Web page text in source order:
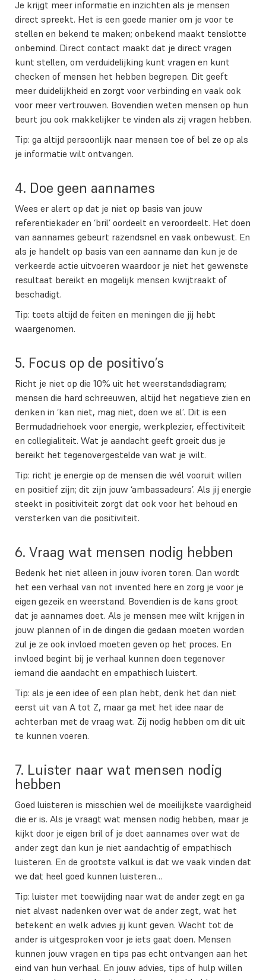
Je krijgt meer informatie en inzichten als je mensen
direct spreekt. Het is een goede manier om je voor te
stellen en bekend te maken; onbekend maakt tenslotte
onbemind. Direct contact maakt dat je direct vragen
kunt stellen, om verduidelijking kunt vragen en kunt
checken of mensen het hebben begrepen. Dit geeft
meer duidelijkheid en zorgt voor verbinding en vaak ook
voor meer vertrouwen. Bovendien weten mensen op hun
beurt jou ook makkelijker te vinden als zij vragen hebben.
Tip: ga altijd persoonlijk naar mensen toe of bel ze op als
je informatie wilt ontvangen.
4. Doe geen aannames
Wees er alert op dat je niet op basis van jouw
referentiekader en ‘bril’ oordeelt en veroordeelt. Het doen
van aannames gebeurt razendsnel en vaak onbewust. En
als je handelt op basis van een aanname dan kun je de
verkeerde actie uitvoeren waardoor je niet het gewenste
resultaat bereikt en mogelijk mensen kwijtraakt of
beschadigt.
Tip: toets altijd de feiten en meningen die jij hebt
waargenomen.
5. Focus op de positivo’s
Richt je niet op die 10% uit het weerstandsdiagram;
mensen die hard schreeuwen, altijd het negatieve zien en
denken in ‘kan niet, mag niet, doen we al’. Dit is een
Bermudadriehoek voor energie, werkplezier, effectiviteit
en collegialiteit. Wat je aandacht geeft groeit dus je
bereikt het tegenovergestelde van wat je wilt.
Tip: richt je energie op de mensen die wél vooruit willen
en positief zijn; dit zijn jouw ‘ambassadeurs’. Als jij energie
steekt in positiviteit zorgt dat ook voor het behoud en
versterken van die positiviteit.
6. Vraag wat mensen nodig hebben
Bedenk het niet alleen in jouw ivoren toren. Dan wordt
het een verhaal van not invented here en zorg je voor je
eigen gezeik en weerstand. Bovendien is de kans groot
dat je aannames doet. Als je mensen mee wilt krijgen in
jouw plannen of in de dingen die gedaan moeten worden
zul je ze ook invloed moeten geven op het proces. En
invloed begint bij je verhaal kunnen doen tegenover
iemand die aandacht en empathisch luistert.
Tip: als je een idee of een plan hebt, denk het dan niet
eerst uit van A tot Z, maar ga met het idee naar de
achterban met de vraag wat. Zij nodig hebben om dit uit
te kunnen voeren.
7. Luister naar wat mensen nodig
hebben
Goed luisteren is misschien wel de moeilijkste vaardigheid
die er is. Als je vraagt wat mensen nodig hebben, maar je
kijkt door je eigen bril of je doet aannames over wat de
ander zegt dan kun je niet aandachtig of empathisch
luisteren. En de grootste valkuil is dat we vaak vinden dat
we dat heel goed kunnen luisteren…
Tip: luister met toewijding naar wat de ander zegt en ga
niet alvast nadenken over wat de ander zegt, wat het
betekent en welk advies jij kunt geven. Wacht tot de
ander is uitgesproken voor je iets gaat doen. Mensen
kunnen jouw vragen en tips pas echt ontvangen aan het
eind van hun verhaal. En jouw advies, tips of hulp willen